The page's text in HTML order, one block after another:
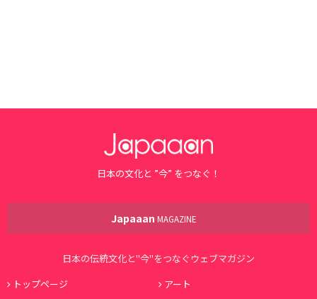
日本の文化と ”今” をつなぐ！
Japaaan MAGAZINE
日本の伝統文化と"今"をつなぐウェブマガジン
トップページ
アート